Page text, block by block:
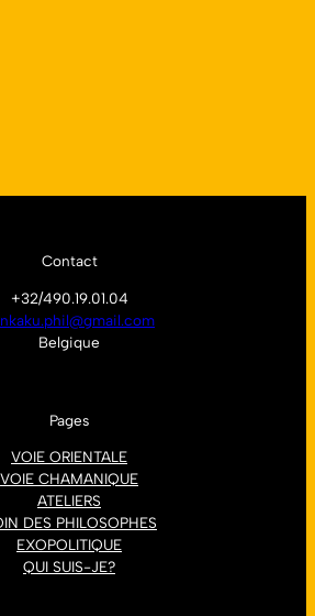
Contact
+32/490.19.01.04
Belgique
Pages
VOIE ORIENTALE
VOIE CHAMANIQUE
ATELIERS
DES PHILOSOPHES
EXOPOLITIQUE
QUI SUIS-JE?